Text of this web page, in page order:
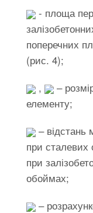
- площа
поперечних
(рис. 4);
,
–
елементу;
– відстань
при
при
обоймах;
–